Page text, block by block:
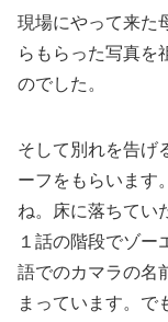
現場にやって来た
らもらった写真を
のでした。
そして別れを告げ
ーフをもらいます
ね。床に落ちてい
１話の階段でゾー
語でのカマラの名
まっています。で